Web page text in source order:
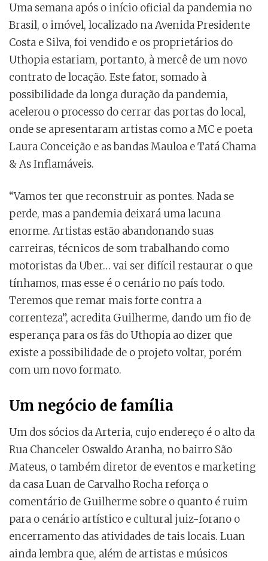
Uma semana após o início oficial da pandemia no
Brasil, o imóvel, localizado na Avenida Presidente
Costa e Silva, foi vendido e os proprietários do
Uthopia estariam, portanto, à mercê de um novo
contrato de locação. Este fator, somado à
possibilidade da longa duração da pandemia,
acelerou o processo do cerrar das portas do local,
onde se apresentaram artistas como a MC e poeta
Laura Conceição e as bandas Mauloa e Tatá Chama
& As Inflamáveis.
“Vamos ter que reconstruir as pontes. Nada se
perde, mas a pandemia deixará uma lacuna
enorme. Artistas estão abandonando suas
carreiras, técnicos de som trabalhando como
motoristas da Uber… vai ser difícil restaurar o que
tínhamos, mas esse é o cenário no país todo.
Teremos que remar mais forte contra a
correnteza”, acredita Guilherme, dando um fio de
esperança para os fãs do Uthopia ao dizer que
existe a possibilidade de o projeto voltar, porém
com um novo formato.
Um negócio de família
Um dos sócios da Arteria, cujo endereço é o alto da
Rua Chanceler Oswaldo Aranha, no bairro São
Mateus, o também diretor de eventos e marketing
da casa Luan de Carvalho Rocha reforça o
comentário de Guilherme sobre o quanto é ruim
para o cenário artístico e cultural juiz-forano o
encerramento das atividades de tais locais. Luan
ainda lembra que, além de artistas e músicos